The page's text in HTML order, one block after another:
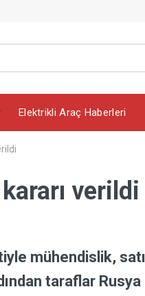
Elektrikli Araç Haberleri
verildi
mühendislik,
taraflar Rusya